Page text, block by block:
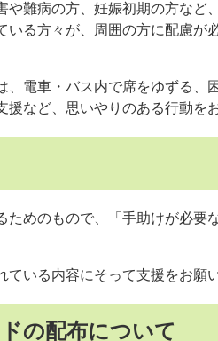
難病の方、妊娠初期の方など
る方々が、周囲の方に配慮が
電車・バス内で席をゆずる、
など、思いやりのある行動を
めのもので、「手助けが必要
いる内容にそって支援をお願
の配布について